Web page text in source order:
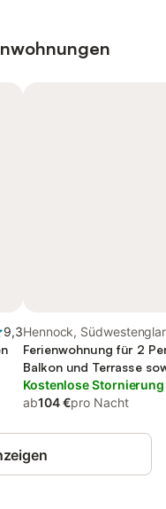
9,3Hennock,
Ferienwohnung für 2
Balkon und Terrasse
Sauna
Kostenlose Stornierung
ab104 €pro Nacht